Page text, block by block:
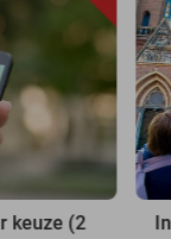
keuze (2